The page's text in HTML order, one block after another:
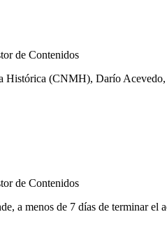
de Contenidos
(CNMH), Darío
de Contenidos
a menos de 7 días de terminar